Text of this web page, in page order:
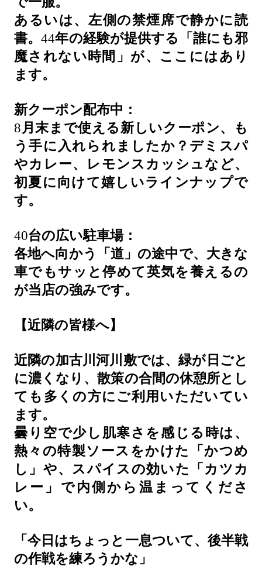
あるいは、左側の禁煙席で静かに読
書。44年の経験が提供する「誰にも邪
魔されない時間」が、ここにはあり
ます。
新クーポン配布中：
8 月末まで使える新しいクーポン、も
う手に入れられましたか？デミスパ
やカレー、レモンスカッシュなど、
初夏に向けて嬉しいラインナップで
す。
40台の広い駐車場：
各地へ向かう「道」の途中で、大きな
車でもサッと停めて英気を養えるの
が当店の強みです。
【近隣の皆様へ】
近隣の加古川河川敷では、緑が日ごと
に濃くなり、散策の合間の休憩所とし
ても多くの方にご利用いただいてい
ます。
曇り空で少し肌寒さを感じる時は、
熱々の特製ソースをかけた「かつめ
し」や、スパイスの効いた「カツカ
レー」で内側から温まってくださ
い。
「今日はちょっと一息ついて、後半戦
の作戦を練ろうかな」